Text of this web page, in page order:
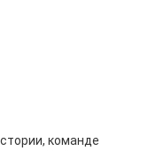
команде